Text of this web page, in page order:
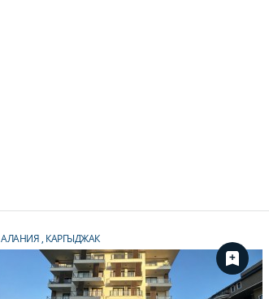
АЛАНИЯ, КАРГЫДЖАК